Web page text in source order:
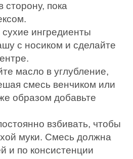
сторону, пока
ингредиенты
с носиком и сделайте
масло в углубление,
смесь венчиком или
образом добавьте
взбивать, чтобы
муки. Смесь должна
и по консистенции